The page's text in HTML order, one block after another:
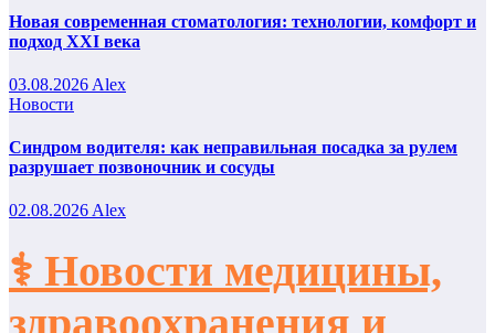
Новая современная стоматология: технологии, комфорт и
подход XXI века
03.08.2026 Alex
Новости
Синдром водителя: как неправильная посадка за рулем
разрушает позвоночник и сосуды
02.08.2026Alex
⚕️ Новости медицины,
здравоохранения и